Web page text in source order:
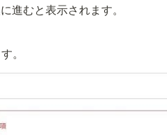
進むと表示されます。
。